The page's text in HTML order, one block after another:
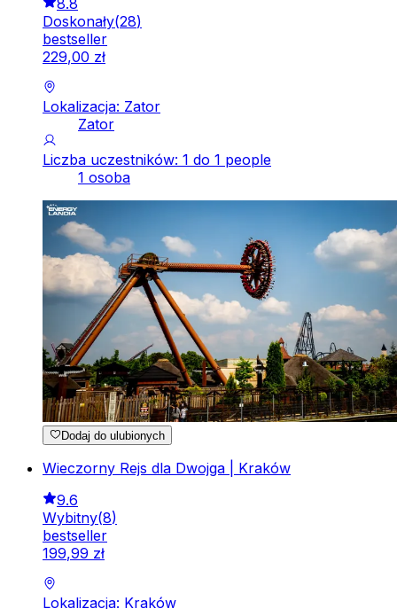
8.8
Doskonały(28)
bestseller
229,00 zł
Lokalizacja: Zator
Zator
Liczba uczestników: 1 do 1 people
1 osoba
Dodaj do ulubionych
Wieczorny Rejs dla Dwojga | Kraków
9.6
Wybitny(8)
bestseller
199,99 zł
Lokalizacja: Kraków